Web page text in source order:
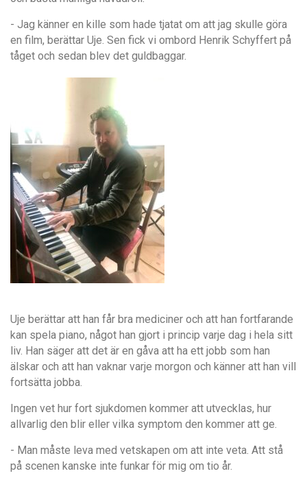
- Jag känner en kille som hade tjatat om att jag skulle göra
en film, berättar Uje. Sen fick vi ombord Henrik Schyffert på
tåget och sedan blev det guldbaggar.
Uje berättar att han får bra mediciner och att han fortfarande
kan spela piano, något han gjort i princip varje dag i hela sitt
liv. Han säger att det är en gåva att ha ett jobb som han
älskar och att han vaknar varje morgon och känner att han vill
fortsätta jobba.
Ingen vet hur fort sjukdomen kommer att utvecklas, hur
allvarlig den blir eller vilka symptom den kommer att ge.
- Man måste leva med vetskapen om att inte veta. Att stå
på scenen kanske inte funkar för mig om tio år.